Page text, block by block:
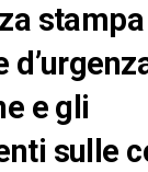
e gli
sulle